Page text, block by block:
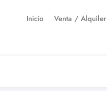
Inicio Venta / Alquiler